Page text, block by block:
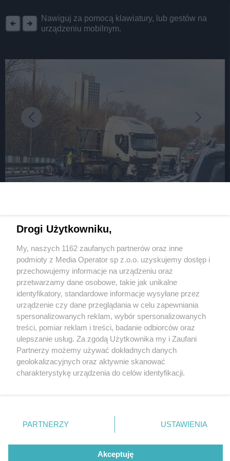
Nawiguj za pomocą klawiatury, lub gestów na
urządzeniu mobilnym.
na DK94. Jedna osoba została ranna
2 / 2
Wypadek DK94 w Sosnowcu
Na DK94 w stronę Dąbrowy Górniczej doszło do
zderzenia samochodu osobowego z ciężarówką.
Kierowca osobówki w stanie ciężkim został
przewieziony do szpitala. Wskutek odniesionych
obrażeń mężczyzna zmarł. Policjanci ustalają przebieg
Zderzenie samochodu ciężarowego i osobowego
na DK94. Jedna osoba została ranna
Wydawca mediów lokalnych
Nie zapomnij
zapoznać się z:
polityką prywatności
Twojemiasto
Piekary Śląskie
Chorzów
Tarnowskie Góry
Gliwice
Skontakuj sięz nami
Kontakt
Redakcja
Newsletter
Drogi Użytkowniku,
My, naszych 1162 zaufanych partnerów oraz inne
podmioty z Media Operator sp z.o.o. uzyskujemy dostęp i
przechowujemy informacje na urządzeniu oraz
przetwarzamy dane osobowe, takie jak unikalne
identyfikatory, standardowe informacje wysyłane przez
urządzenie czy dane przeglądania w celu zapewniania
spersonalizowanych reklam, wybór spersonalizowanych
treści, pomiar reklam i treści, badanie odbiorców oraz
ulepszanie usług. Za zgodą Użytkownika my i Zaufani
Partnerzy możemy używać dokładnych danych
geolokalizacyjnych oraz aktywnie skanować
charakterystykę urządzenia do celów identyfikacji.
zmienić/wycofać klikając przycisk ustawień prywatności
znajdujący się w lewym dolnym rogu strony
rodzaje przetwarzania danych nie wymagają zgody
użytkownika, ale masz prawo sprzeciwić się takiemu
PARTNERZY USTAWIENIA
Akceptuję